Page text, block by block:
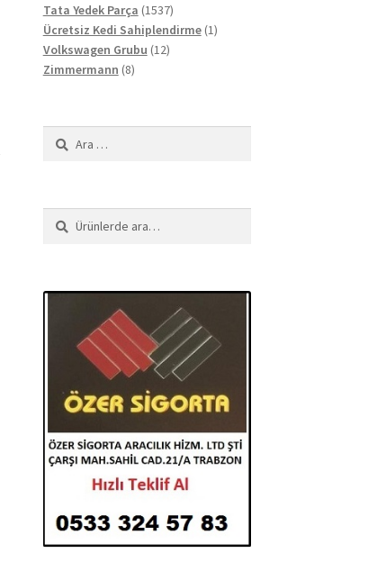
Tata Yedek Parça 15371537
ürün
Ücretsiz Kedi Sahiplendirme 11
Volkswagen Grubu 1212
Zimmermann 88
Arama:
Ara:
Ara